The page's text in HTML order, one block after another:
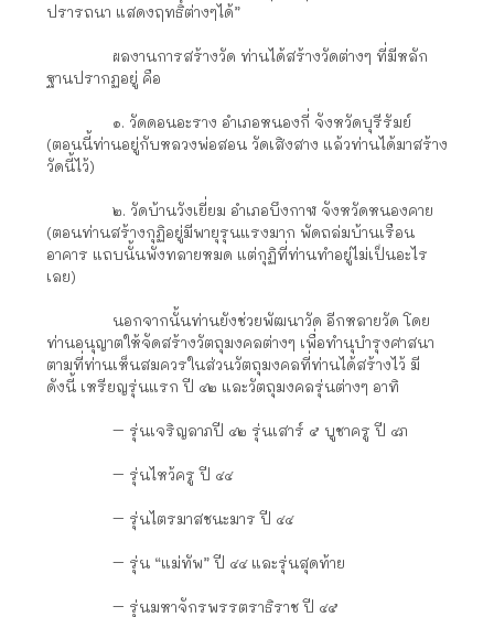
ปรารถนา แสดงฤทธิ์ต่างๆได้”
ผลงานการสร้างวัด ท่านได้สร้างวัดต่างๆ ที่มีหลัก
ฐานปรากฏอยู่ คือ
๑. วัดดอนอะราง อำเภอหนองกี่ จังหวัดบุรีรัมย์
(ตอนนี้ท่านอยู่กับหลวงพ่อสอน วัดเสิงสาง แล้วท่านได้มาสร้าง
วัดนี้ไว้)
๒. วัดบ้านวังเยี่ยม อำเภอบึงกาฬ จังหวัดหนองคาย
(ตอนท่านสร้างกุฏิอยู่มีพายุรุนแรงมาก พัดถล่มบ้านเรือน
อาคาร แถบนั้นพังทลายหมด แต่กุฏิที่ท่านทำอยู่ไม่เป็นอะไร
เลย)
นอกจากนั้นท่านยังช่วยพัฒนาวัด อีกหลายวัด โดย
ท่านอนุญาตให้จัดสร้างวัตถุมงคลต่างๆ เพื่อทำนุบำรุงศาสนา
ตามที่ท่านเห็นสมควรในส่วนวัตถุมงคลที่ท่านได้สร้างไว้ มี
ดังนี้ เหรียญรุ่นแรก ปี ๔๒ และวัตถุมงคลรุ่นต่างๆ อาทิ
– รุ่นเจริญลาภปี ๔๒ รุ่นเสาร์ ๕ บูชาครู ปี ๔ภ
– รุ่นไหว้ครู ปี ๔๔
– รุ่นไตรมาสชนะมาร ปี ๔๔
– รุ่น “แม่ทัพ” ปี ๔๔ และรุ่นสุดท้าย
– รุ่นมหาจักรพรรตราธิราช ปี ๔๕